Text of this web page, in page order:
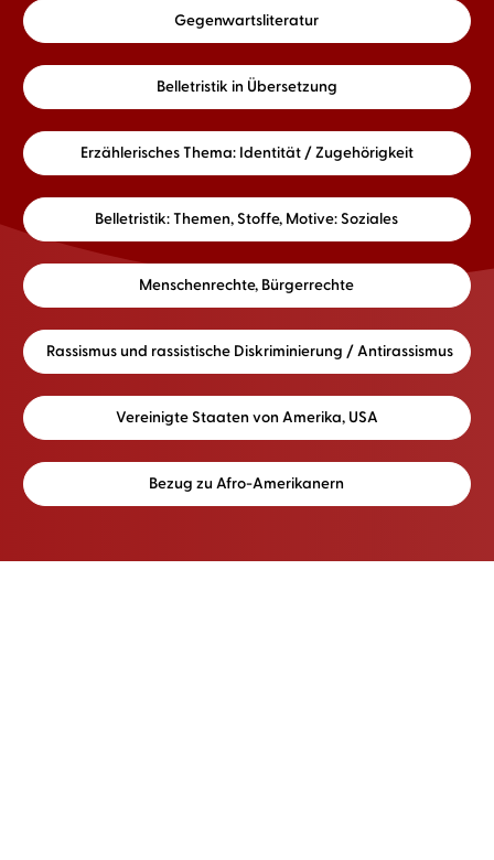
Gegenwartsliteratur
Belletristik in Übersetzung
Erzählerisches Thema: Identität / Zugehörigkeit
Belletristik: Themen, Stoffe, Motive: Soziales
Menschenrechte, Bürgerrechte
Rassismus und rassistische Diskriminierung / Antirassismus
Vereinigte Staaten von Amerika, USA
Bezug zu Afro-Amerikanern